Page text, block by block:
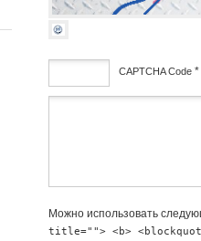
CAPTCHA Code *
Можно использовать
title=""> <b>